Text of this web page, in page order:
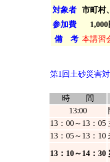
対象者
市町村
参加費
1,000
備 考 本講習
第1回土砂災害
時 間
13:00
13：00～13：05
13：05～13：10
13：10～14：30